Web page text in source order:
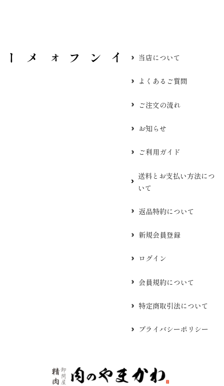
当店について
よくあるご質問
ご注文の流れ
お知らせ
ご利用ガイド
送料とお支払い方法につ
いて
返品特約について
新規会員登録
ログイン
会員規約について
特定商取引法について
プライバシーポリシー